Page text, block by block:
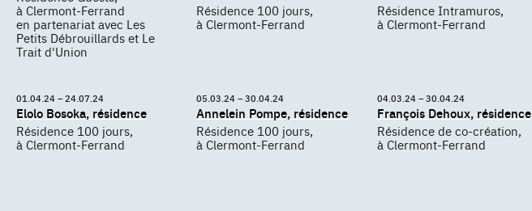
à Clermont-Ferrand
en partenariat avec Les
Petits Débrouillards et Le
Trait d'Union
Résidence 100 jours,
à Clermont-Ferrand
Résidence Intramuros,
à Clermont-Ferrand
01.04.24 – 24.07.24
Elolo Bosoka, résidence
Résidence 100 jours,
à Clermont-Ferrand
05.03.24 – 30.04.24
Annelein Pompe, résidence
Résidence 100 jours,
à Clermont-Ferrand
04.03.24 – 30.04.24
François Dehoux, résidence
Résidence de co-création,
à Clermont-Ferrand